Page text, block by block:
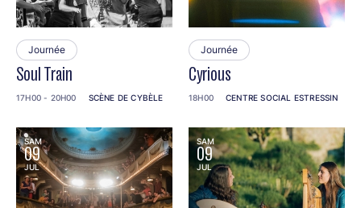
Journée
Soul Train
17H00 - 20H00 SCÈNE DE CYBÈLE
Journée
Cyrious
18H00 CENTRE SOCIAL ESTRESSIN
SAM
09
JUL
SAM
09
JUL